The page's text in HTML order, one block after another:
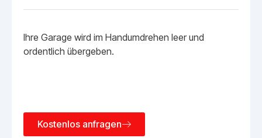
Ihre Garage wird im Handumdrehen leer und
ordentlich übergeben.
Kostenlos anfragen